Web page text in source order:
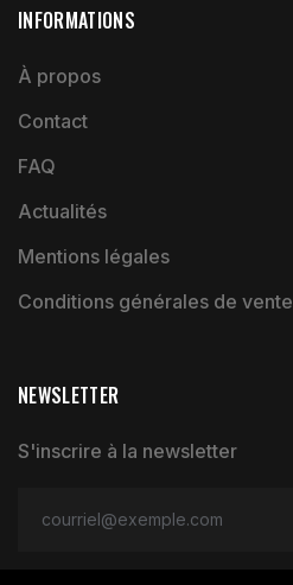
INFORMATIONS
À propos
Contact
FAQ
Actualités
Mentions légales
Conditions générales de vente
NEWSLETTER
S'inscrire à la newsletter